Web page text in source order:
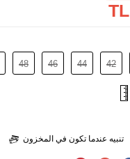
42
44
46
48
تنبيه عندما تكون في المخزون